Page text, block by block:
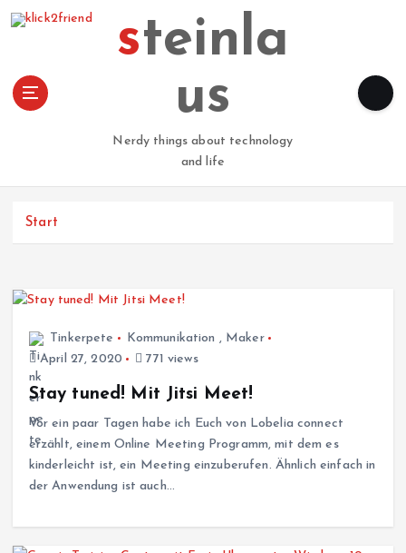
steinla
us
Nerdy things about technology
and life
Start
Tinkerpete Kommunikation , Maker
April 27, 2020
771 views
Stay tuned! Mit Jitsi Meet!
Vor ein paar Tagen habe ich Euch von Lobelia connect
erzählt, einem Online Meeting Programm, mit dem es
kinderleicht ist, ein Meeting einzuberufen. Ähnlich einfach in
der Anwendung ist auch…